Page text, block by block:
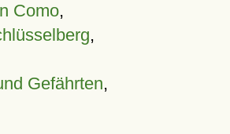
Como,
,
Gefährten,